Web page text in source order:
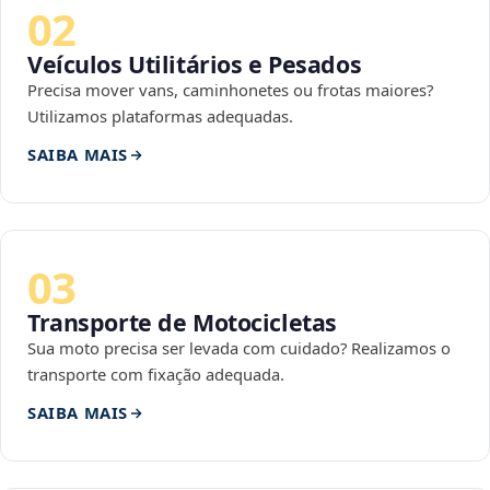
02
Veículos Utilitários e Pesados
Precisa mover vans, caminhonetes ou frotas maiores?
Utilizamos plataformas adequadas.
SAIBA MAIS
03
Transporte de Motocicletas
Sua moto precisa ser levada com cuidado? Realizamos o
transporte com fixação adequada.
SAIBA MAIS